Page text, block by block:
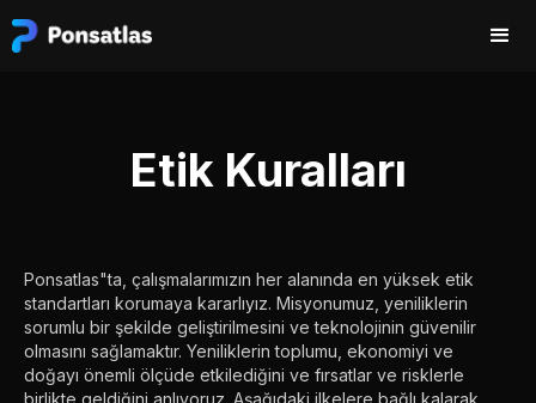
Etik Kuralları
Ponsatlas"ta, çalışmalarımızın her alanında en yüksek etik
standartları korumaya kararlıyız. Misyonumuz, yeniliklerin
sorumlu bir şekilde geliştirilmesini ve teknolojinin güvenilir
olmasını sağlamaktır. Yeniliklerin toplumu, ekonomiyi ve
doğayı önemli ölçüde etkilediğini ve fırsatlar ve risklerle
birlikte geldiğini anlıyoruz. Aşağıdaki ilkelere bağlı kalarak